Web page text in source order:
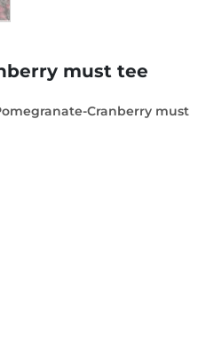
must tee
Cranberry must